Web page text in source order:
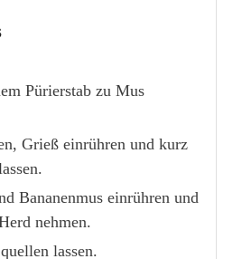
Pürierstab zu Mus
Grieß einrühren und kurz
Bananenmus einrühren und
nehmen.
lassen.